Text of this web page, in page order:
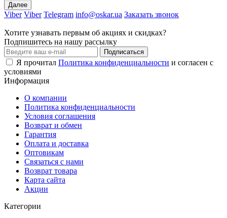
Далее
Viber Viber Telegram info@oskar.ua Заказать звонок
Хотите узнавать первым об акциях и скидках?
Подпишитесь на нашу рассылку
Подписаться
Я прочитал Политика конфиденциальности и согласен с
условиями
Информация
О компании
Политика конфиденциальности
Условия соглашения
Возврат и обмен
Гарантия
Оплата и доставка
Оптовикам
Связаться с нами
Возврат товара
Карта сайта
Акции
Категории